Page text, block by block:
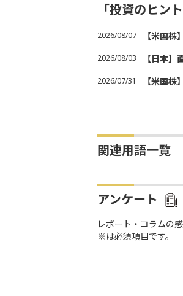
「投資のヒン
2026/08/07 【米国
2026/08/03 【日本
2026/07/31 【米国
関連用語一覧
アンケート
レポート・コラムの
※は必須項目です。